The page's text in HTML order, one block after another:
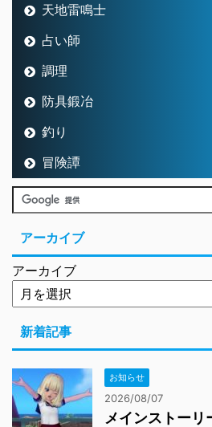
天地雷鳴士
占い師
調理
防具鍛冶
釣り
冒険譚
アーカイブ
アーカイブ
新着記事
お知らせ
2026/08/07
メインストー